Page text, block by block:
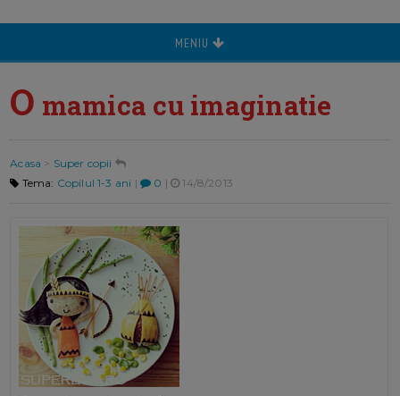
MENIU
O mamica cu imaginatie
Acasa > Super copii
Tema: Copilul 1-3 ani | 0 | 14/8/2013